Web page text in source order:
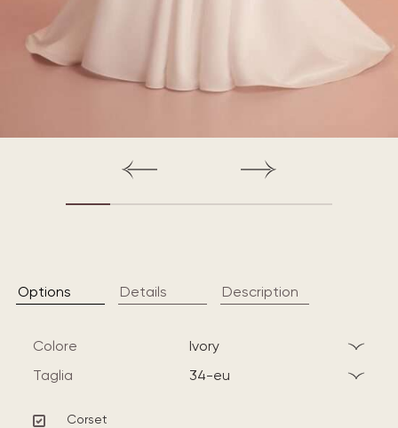
Options Details Description
Colore
ivory
Taglia
34-eu
Corset